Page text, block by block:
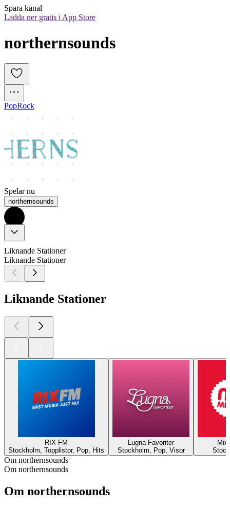
Spara kanal
Ladda ner gratis i App Store
northernsounds
PopRock
Spelar nu
northernsounds
Liknande Stationer
Liknande Stationer
Liknande Stationer
RIX FM
Stockholm, Topplistor, Pop, Hits
Lugna Favoriter
Stockholm, Pop, Visor
Mix
Om northernsounds
Om northernsounds
Om northernsounds